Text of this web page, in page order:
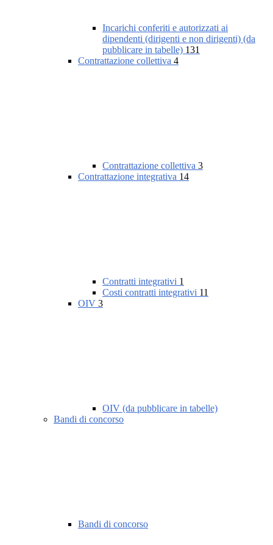
Incarichi conferiti e autorizzati ai
dipendenti (dirigenti e non dirigenti) (da
pubblicare in tabelle) 131
Contrattazione collettiva 4
Contrattazione collettiva 3
Contrattazione integrativa 14
Contratti integrativi 1
Costi contratti integrativi 11
OIV 3
OIV (da pubblicare in tabelle)
Bandi di concorso
Bandi di concorso